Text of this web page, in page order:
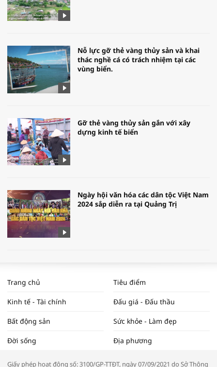
Nỗ lực gỡ thẻ vàng thủy sản và khai
thác nghề cá có trách nhiệm tại các
vùng biển.
Gỡ thẻ vàng thủy sản gắn với xây
dựng kinh tế biển
Ngày hội văn hóa các dân tộc Việt Nam
2024 sắp diễn ra tại Quảng Trị
WORLDBANK DỰ BÁO KINH TẾ VIỆT
Trang chủ Tiêu điểm
Kinh tế - Tài chính Đấu giá - Đấu thầu
Bất động sản Sức khỏe - Làm đẹp
Đời sống Địa phương
Giấy phép hoạt động số: 3100/GP-TTĐT, ngày 07/09/2021 do Sở Thông